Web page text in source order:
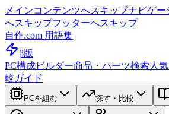
メインコンテンツへスキップナビゲー
へスキップフッターへスキップ
自作.com 用語集
β版
PC構成ビルダー商品・パーツ検索 人
較ガイド
PCを組む 探す・比較